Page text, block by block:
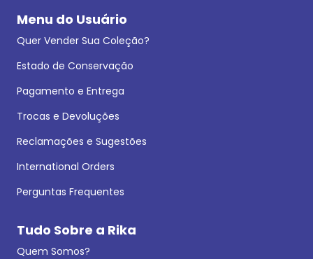
Menu do Usuário
Quer Vender Sua Coleção?
Estado de Conservação
Pagamento e Entrega
Trocas e Devoluções
Reclamações e Sugestões
International Orders
Perguntas Frequentes
Tudo Sobre a Rika
Quem Somos?